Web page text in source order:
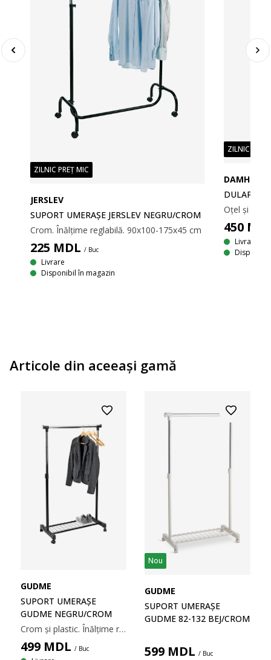
ZILNIC PREȚ MIC
JERSLEV
SUPORT UMERAŞE JERSLEV NEGRU/CROM
Crom. Înălțime reglabilă. 90x100-175x45 cm
225 MDL / Buc
Livrare
Disponibil în magazin
ZILNIC PREȚ
DAMHUS
DULAP
450
Livrare
Disponibil
Articole din aceeaşi gamă
GUDME
SUPORT UMERAȘE
GUDME NEGRU/CROM
Crom și plastic. Înălțime reglabilă. 81x90-161x43 cm
499 MDL / Buc
Nou
GUDME
SUPORT UMERAȘE
GUDME 82-132 BEJ/CROM
599 MDL / Buc